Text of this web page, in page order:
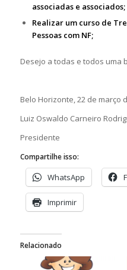
associadas e associados;
Realizar um curso de
Pessoas com NF;
Desejo a todas e todos uma
Belo Horizonte, 22 de março
Luiz Oswaldo Carneiro
Presidente
Compartilhe isso:
WhatsApp
Imprimir
Relacionado